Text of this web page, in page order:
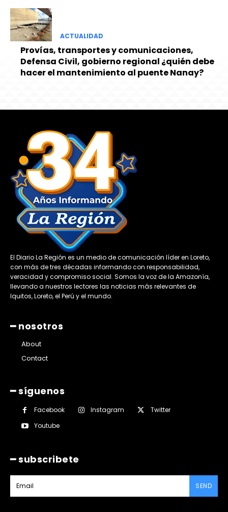
ACTUALIDAD
Provías, transportes y comunicaciones,
Defensa Civil, gobierno regional ¿quién debe
hacer el mantenimiento al puente Nanay?
El Diario La Región es un medio de comunicación líder en Loreto,
con más de tres décadas informando con responsabilidad,
veracidad y compromiso social. Somos la voz de la Amazonía,
llevando a nuestros lectores las noticias más relevantes de
Iquitos, Loreto, el Perú y el mundo.
━ nosotros
About
Contact
━ síguenos
Facebook Instagram
Twitter
Youtube
━ subscribete
SEND